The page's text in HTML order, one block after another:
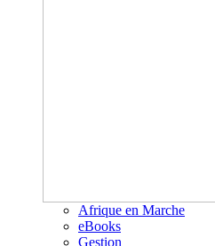
Afrique en Marche
eBooks
Gestion